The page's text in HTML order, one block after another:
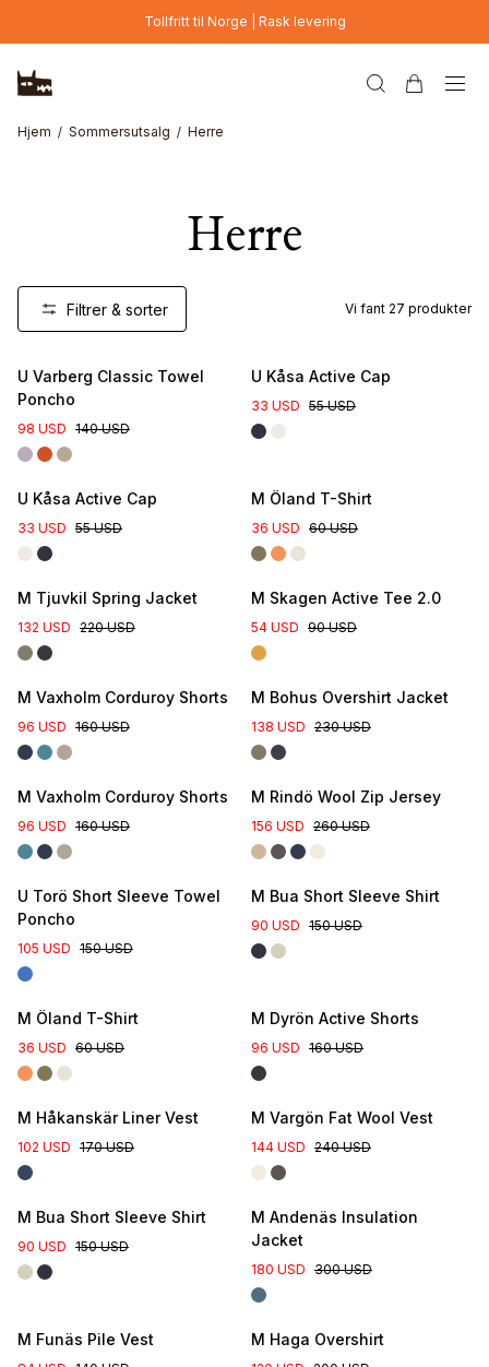
Hopp til hovedinnholdTollfritt til Norge | Rask levering
Hjem Sommersutsalg Herre
Herre
Filtrer & sorter Vi fant 27 produkter
U Varberg Classic Towel
Poncho
98 USD 140 USD
U Kåsa Active Cap
33 USD 55 USD
U Kåsa Active Cap
33 USD 55 USD
M Öland T-Shirt
36 USD 60 USD
New Colour
M Tjuvkil Spring Jacket
132 USD 220 USD
M Skagen Active Tee 2.0
54 USD 90 USD
M Vaxholm Corduroy Shorts
96 USD 160 USD
M Bohus Overshirt Jacket
138 USD 230 USD
M Vaxholm Corduroy Shorts
96 USD 160 USD
M Rindö Wool Zip Jersey
156 USD 260 USD
U Torö Short Sleeve Towel
Poncho
105 USD 150 USD
M Bua Short Sleeve Shirt
90 USD 150 USD
M Öland T-Shirt
36 USD 60 USD
M Dyrön Active Shorts
96 USD 160 USD
M Håkanskär Liner Vest
102 USD 170 USD
M Vargön Fat Wool Vest
144 USD 240 USD
M Bua Short Sleeve Shirt
90 USD 150 USD
M Andenäs Insulation
Jacket
180 USD 300 USD
M Funäs Pile Vest M Haga Overshirt